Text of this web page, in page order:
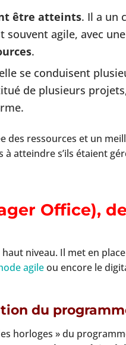
être atteints. Il a un
souvent agile, avec
.
se conduisent
de plusieurs
des ressources et un
atteindre s’ils étaient
Office),
niveau. Il met en
agileou encore le
du
horloges » du